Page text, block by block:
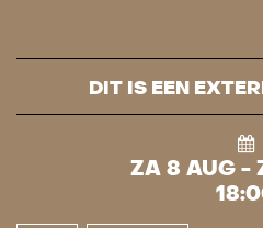
DIT IS EEN
ZA 8 AUG -